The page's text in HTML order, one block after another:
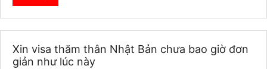
Xin visa thăm thân Nhật Bản chưa bao giờ đơn
giản như lúc này